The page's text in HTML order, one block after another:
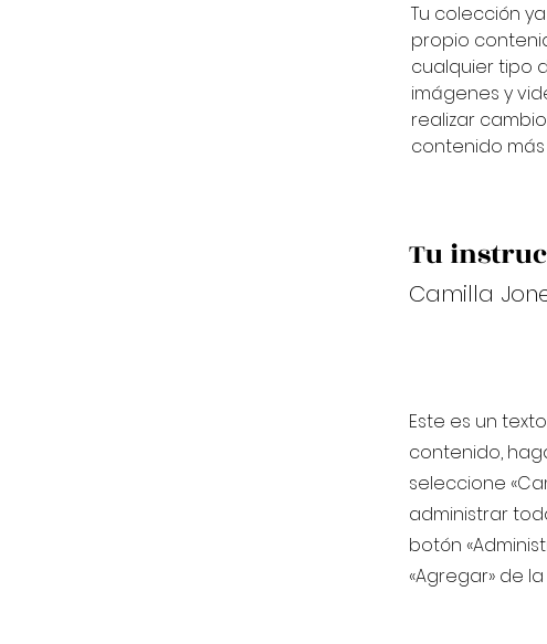
Tu colección
propio
cualquier tipo
imágenes y
realizar
contenido
Tu
Camilla
Este es un
contenido,
seleccione
administrar
botón
«Agregar» de